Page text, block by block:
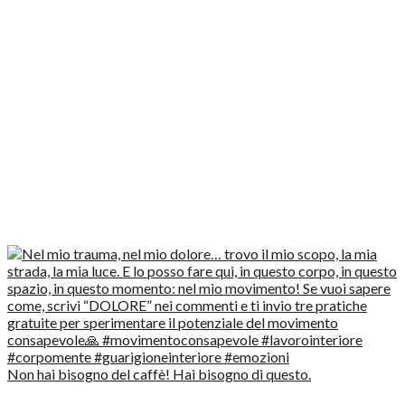
Non hai bisogno del caffè! Hai bisogno di questo.